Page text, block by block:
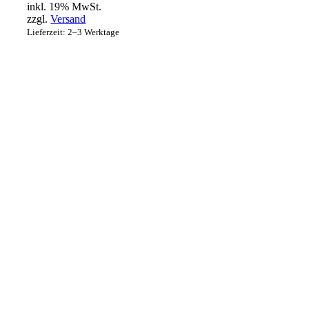
inkl. 19% MwSt.
zzgl.Versand
Lieferzeit: 2–3 Werktage